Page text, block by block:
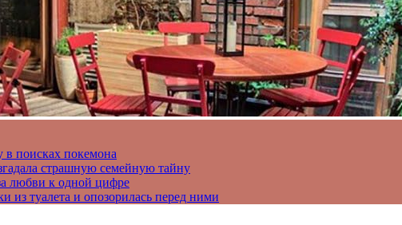
поисках покемона
страшную семейную тайну
любви к одной цифре
из туалета и опозорилась перед ними